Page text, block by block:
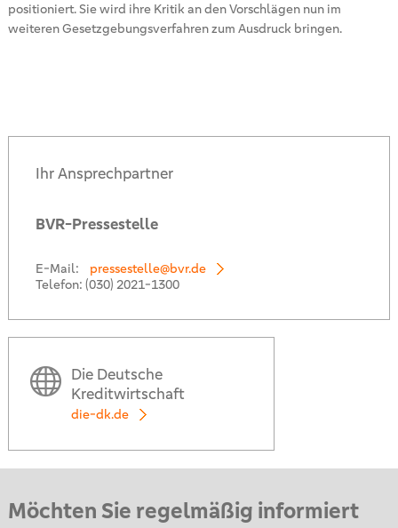
positioniert. Sie wird ihre Kritik an den Vorschlägen nun im
weiteren Gesetzgebungsverfahren zum Ausdruck bringen.
Ihr Ansprechpartner
BVR-Pressestelle
E-Mail:
pressestelle@bvr.de
Telefon: (030) 2021-1300
Die Deutsche
Kreditwirtschaft
die-dk.de
Möchten Sie regelmäßig informiert